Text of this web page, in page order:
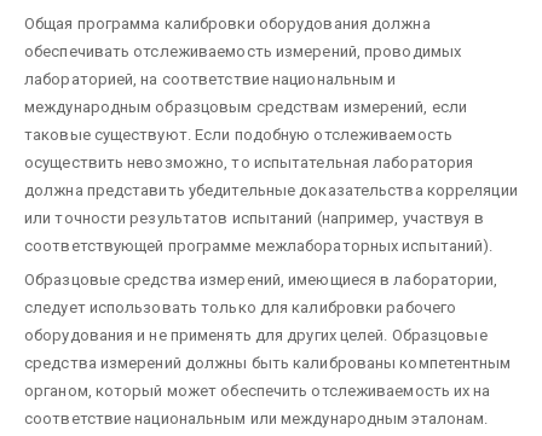
Общая программа калибровки оборудования должна
обеспечивать отслеживаемость измерений, проводимых
лабораторией, на соответствие национальным и
международным образцовым средствам измерений, если
таковые существуют. Если подобную отслеживаемость
осуществить невозможно, то испытательная лаборатория
должна представить убедительные доказательства корреляции
или точности результатов испытаний (например, участвуя в
соответствующей программе межлабораторных испытаний).
Образцовые средства измерений, имеющиеся в лаборатории,
следует использовать только для калибровки рабочего
оборудования и не применять для других целей. Образцовые
средства измерений должны быть калиброваны компетентным
органом, который может обеспечить отслеживаемость их на
соответствие национальным или международным эталонам.